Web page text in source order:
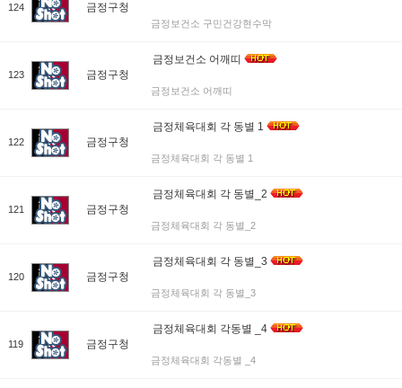
124 금정구청
금정보건소 구민건강현수막
123 금정구청
금정보건소 어깨띠
금정보건소 어깨띠
122 금정구청
금정체육대회 각 동별 1
금정체육대회 각 동별 1
121 금정구청
금정체육대회 각 동별_2
금정체육대회 각 동별_2
120 금정구청
금정체육대회 각 동별_3
금정체육대회 각 동별_3
119 금정구청
금정체육대회 각동별 _4
금정체육대회 각동별 _4